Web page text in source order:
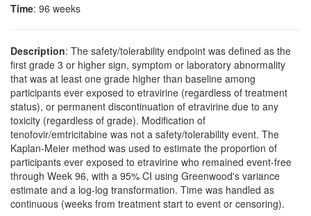
Time: 96 weeks
Description: The safety/tolerability endpoint was defined as the
first grade 3 or higher sign, symptom or laboratory abnormality
that was at least one grade higher than baseline among
participants ever exposed to etravirine (regardless of treatment
status), or permanent discontinuation of etravirine due to any
toxicity (regardless of grade). Modification of
tenofovir/emtricitabine was not a safety/tolerability event. The
Kaplan-Meier method was used to estimate the proportion of
participants ever exposed to etravirine who remained event-free
through Week 96, with a 95% CI using Greenwood's variance
estimate and a log-log transformation. Time was handled as
continuous (weeks from treatment start to event or censoring).